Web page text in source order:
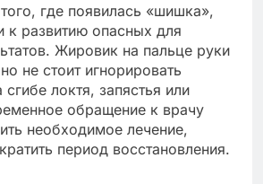
где появилась «шишка»,
к развитию опасных для
Жировик на пальце руки
не стоит игнорировать
локтя, запястья или
обращение к врачу
необходимое лечение,
период восстановления.